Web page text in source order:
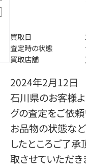
買取日
査定時の状態
買取店舗
2024年2月12日
石川県のお客様よ
グの査定をご依頼
お品物の状態など
したところご了
取させていただき